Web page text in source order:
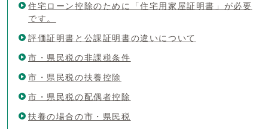
住宅ローン控除のために「住宅用家屋証明書」が必要
です。
評価証明書と公課証明書の違いについて
市・県民税の非課税条件
市・県民税の扶養控除
市・県民税の配偶者控除
扶養の場合の市・県民税